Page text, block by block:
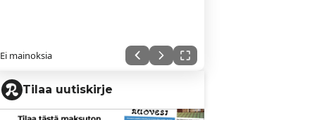
Ei mainoksia
Tilaa uutiskirje